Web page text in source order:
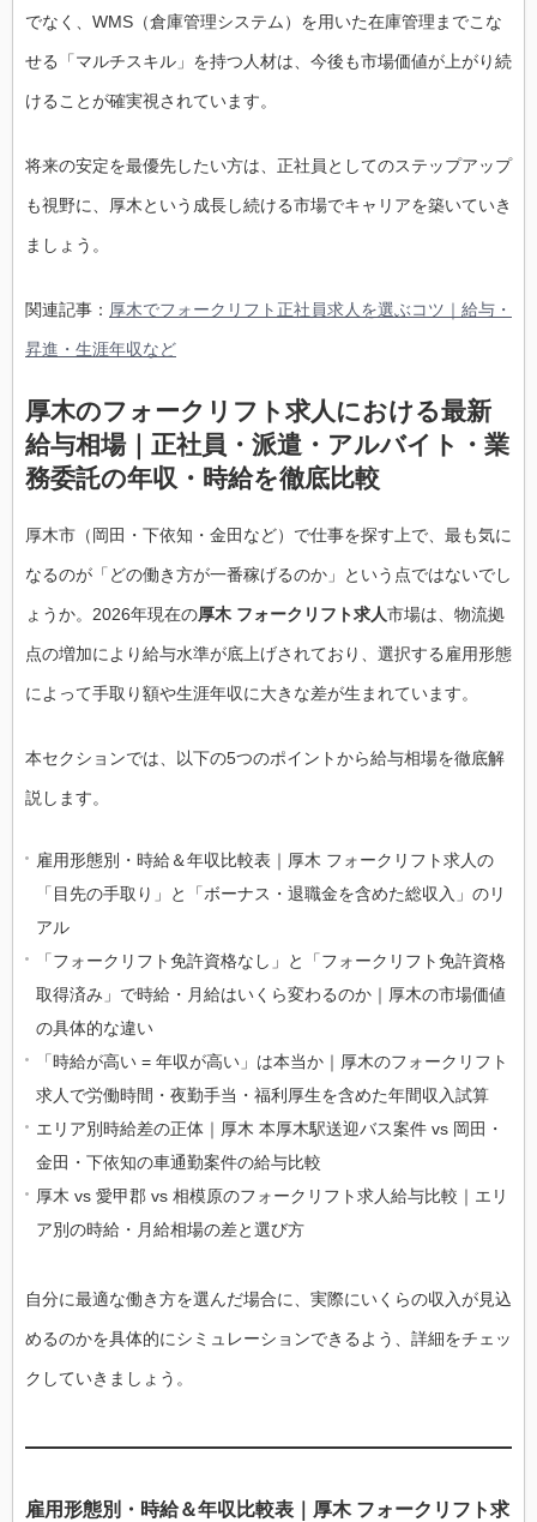
でなく、WMS（倉庫管理システム）を用いた在庫管理までこな
せる「マルチスキル」を持つ人材は、今後も市場価値が上がり続
けることが確実視されています。
将来の安定を最優先したい方は、正社員としてのステップアップ
も視野に、厚木という成長し続ける市場でキャリアを築いていき
ましょう。
関連記事： 厚木でフォークリフト正社員求人を選ぶコツ｜給与・
昇進・生涯年収など
厚木のフォークリフト求人における最新
給与相場｜正社員・派遣・アルバイト・業
務委託の年収・時給を徹底比較
厚木市（岡田・下依知・金田など）で仕事を探す上で、最も気に
なるのが「どの働き方が一番稼げるのか」という点ではないでし
ょうか。2026年現在の厚木 フォークリフト求人市場は、物流拠
点の増加により給与水準が底上げされており、選択する雇用形態
によって手取り額や生涯年収に大きな差が生まれています。
本セクションでは、以下の5つのポイントから給与相場を徹底解
説します。
雇用形態別・時給＆年収比較表｜厚木 フォークリフト求人の
「目先の手取り」と「ボーナス・退職金を含めた総収入」のリ
アル
「フォークリフト免許資格なし」と「フォークリフト免許資格
取得済み」で時給・月給はいくら変わるのか｜厚木の市場価値
の具体的な違い
「時給が高い = 年収が高い」は本当か｜厚木のフォークリフト
求人で労働時間・夜勤手当・福利厚生を含めた年間収入試算
エリア別時給差の正体｜厚木 本厚木駅送迎バス案件 vs 岡田・
金田・下依知の車通勤案件の給与比較
厚木 vs 愛甲郡 vs 相模原のフォークリフト求人給与比較｜エリ
ア別の時給・月給相場の差と選び方
自分に最適な働き方を選んだ場合に、実際にいくらの収入が見込
めるのかを具体的にシミュレーションできるよう、詳細をチェッ
クしていきましょう。
雇用形態別・時給＆年収比較表｜厚木 フォークリフト求